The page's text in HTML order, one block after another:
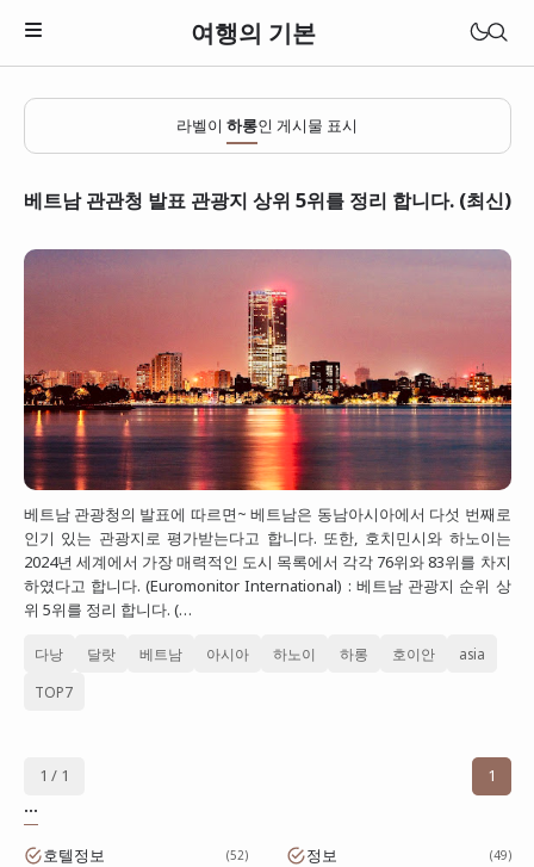
여행의 기본
일본
베트남
태국
대만
프랑스
이탈리아
스위스
라벨이 하롱인 게시물 표시
베트남 관관청 발표 관광지 상위 5위를 정리 합니다. (최신)
베트남 관광청의 발표에 따르면~ 베트남은 동남아시아에서 다섯 번째로
인기 있는 관광지로 평가받는다고 합니다. 또한, 호치민시와 하노이는
2024년 세계에서 가장 매력적인 도시 목록에서 각각 76위와 83위를 차지
하였다고 합니다. (Euromonitor International) : 베트남 관광지 순위 상
위 5위를 정리 합니다. (…
다낭 달랏 베트남 아시아 하노이 하롱 호이안 asia
TOP7
1 / 1
1
...
호텔정보 52 정보 49